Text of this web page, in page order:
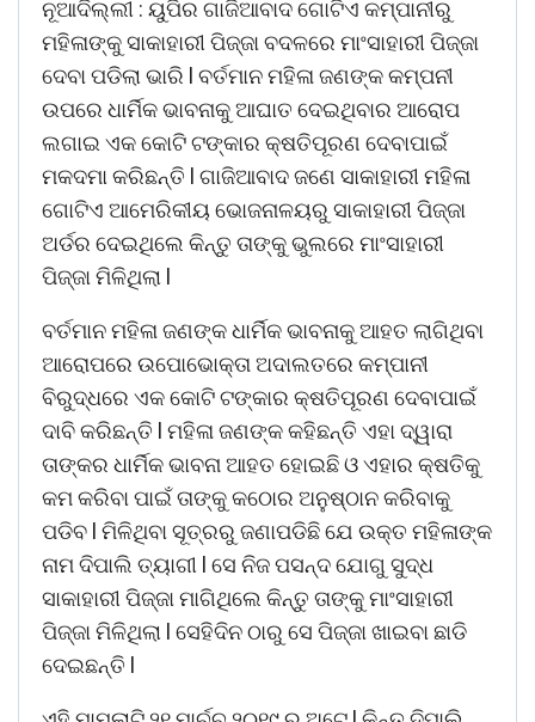
ନୂଆଦିଲ୍ଲୀ : ୟୁପିର ଗାଜିଆବାଦ ଗୋଟିଏ କମ୍ପାନୀରୁ
ମହିଳାଙ୍କୁ ସାକାହାରୀ ପିଜ୍ଜା ବଦଳରେ ମାଂସାହାରୀ ପିଜ୍ଜା
ଦେବା ପଡିଲା ଭାରି l ବର୍ତମାନ ମହିଳା ଜଣଙ୍କ କମ୍ପନୀ
ଉପରେ ଧାର୍ମିକ ଭାବନାକୁ ଆଘାତ ଦେଇଥିବାର ଆରୋପ
ଲଗାଇ ଏକ କୋଟି ଟଙ୍କାର କ୍ଷତିପୂରଣ ଦେବାପାଇଁ
ମକଦମା କରିଛନ୍ତି l ଗାଜିଆବାଦ ଜଣେ ସାକାହାରୀ ମହିଳା
ଗୋଟିଏ ଆମେରିକୀୟ ଭୋଜନାଳୟରୁ ସାକାହାରୀ ପିଜ୍ଜା
ଅର୍ଡର ଦେଇଥିଲେ କିନ୍ତୁ ତାଙ୍କୁ ଭୁଲରେ ମାଂସାହାରୀ
ପିଜ୍ଜା ମିଳିଥିଲା l
ବର୍ତମାନ ମହିଳା ଜଣଙ୍କ ଧାର୍ମିକ ଭାବନାକୁ ଆହତ ଲାଗିଥିବା
ଆରୋପରେ ଉପୋଭୋକ୍ତା ଅଦାଲତରେ କମ୍ପାନୀ
ବିରୁଦ୍ଧରେ ଏକ କୋଟି ଟଙ୍କାର କ୍ଷତିପୂରଣ ଦେବାପାଇଁ
ଦାବି କରିଛନ୍ତି l ମହିଳା ଜଣଙ୍କ କହିଛନ୍ତି ଏହା ଦ୍ୱାରା
ତାଙ୍କର ଧାର୍ମିକ ଭାବନା ଆହତ ହୋଇଛି ଓ ଏହାର କ୍ଷତିକୁ
କମ କରିବା ପାଇଁ ତାଙ୍କୁ କଠୋର ଅନୁଷ୍ଠାନ କରିବାକୁ
ପଡିବ l ମିଳିଥିବା ସୂତ୍ରରୁ ଜଣାପଡିଛି ଯେ ଉକ୍ତ ମହିଳାଙ୍କ
ନାମ ଦିପାଲି ତ୍ୟାଗୀ l ସେ ନିଜ ପସନ୍ଦ ଯୋଗୁ ସୁଦ୍ଧ
ସାକାହାରୀ ପିଜ୍ଜା ମାଗିଥିଲେ କିନ୍ତୁ ତାଙ୍କୁ ମାଂସାହାରୀ
ପିଜ୍ଜା ମିଳିଥିଲା l ସେହିଦିନ ଠାରୁ ସେ ପିଜ୍ଜା ଖାଇବା ଛାଡି
ଦେଇଛନ୍ତି l